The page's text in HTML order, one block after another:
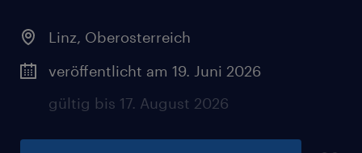
Linz, Oberosterreich
veröffentlicht am 19. Juni 2026
gültig bis 17. August 2026